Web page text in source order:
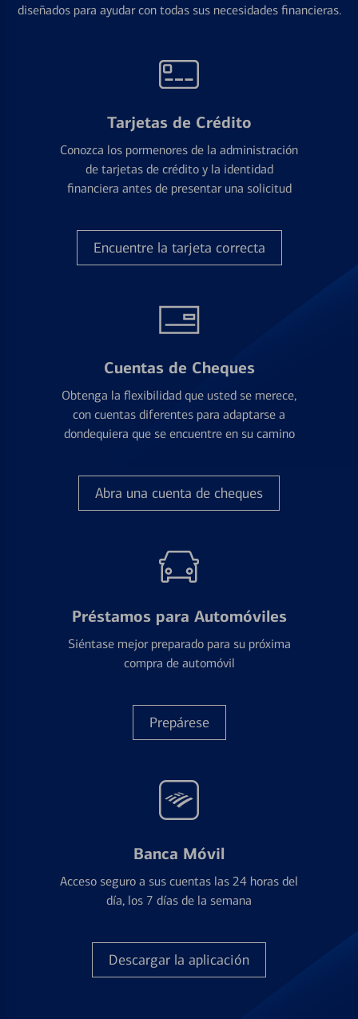
diseñados para ayudar con todas sus necesidades financieras.
Tarjetas de Crédito
Conozca los pormenores de la administración
de tarjetas de crédito y la identidad
financiera antes de presentar una solicitud
Encuentre la tarjeta correcta
Cuentas de Cheques
Obtenga la flexibilidad que usted se merece,
con cuentas diferentes para adaptarse a
dondequiera que se encuentre en su camino
Abra una cuenta de cheques
Préstamos para Automóviles
Siéntase mejor preparado para su próxima
compra de automóvil
Prepárese
Banca Móvil
Acceso seguro a sus cuentas las 24 horas del
día, los 7 días de la semana
Descargar la aplicación